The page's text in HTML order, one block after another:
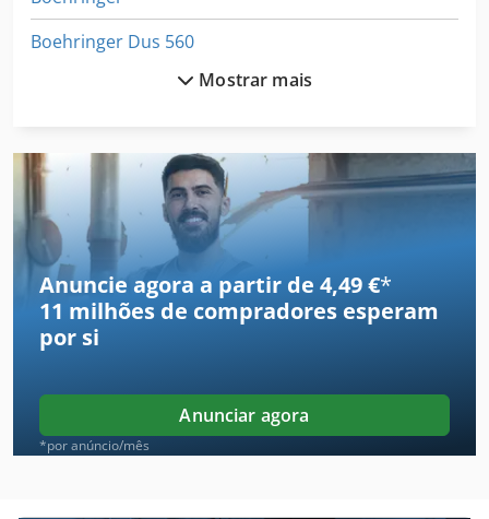
Boehringer Dus 560
Boehringer Vdf 180 C
Bohle
Bohner
Brinkmann
Curto Hobler
Eberlei
Eht
Harbeck
Mostrar mais
Anuncie agora a partir de 4,49 €*
11 milhões de compradores esperam
por si
Anunciar agora
*por anúncio/mês